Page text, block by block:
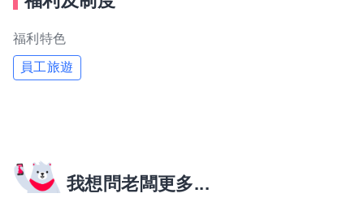
福利特色
員工旅遊
我想問老闆更多...